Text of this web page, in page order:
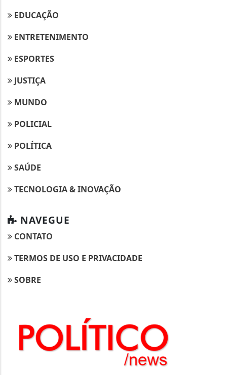
EDUCAÇÃO
ENTRETENIMENTO
ESPORTES
JUSTIÇA
MUNDO
POLICIAL
POLÍTICA
SAÚDE
TECNOLOGIA & INOVAÇÃO
NAVEGUE
CONTATO
TERMOS DE USO E PRIVACIDADE
SOBRE